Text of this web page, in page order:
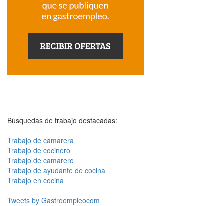
Búsquedas de trabajo destacadas:
Trabajo de camarera
Trabajo de cocinero
Trabajo de camarero
Trabajo de ayudante de cocina
Trabajo en cocina
Tweets by Gastroempleocom